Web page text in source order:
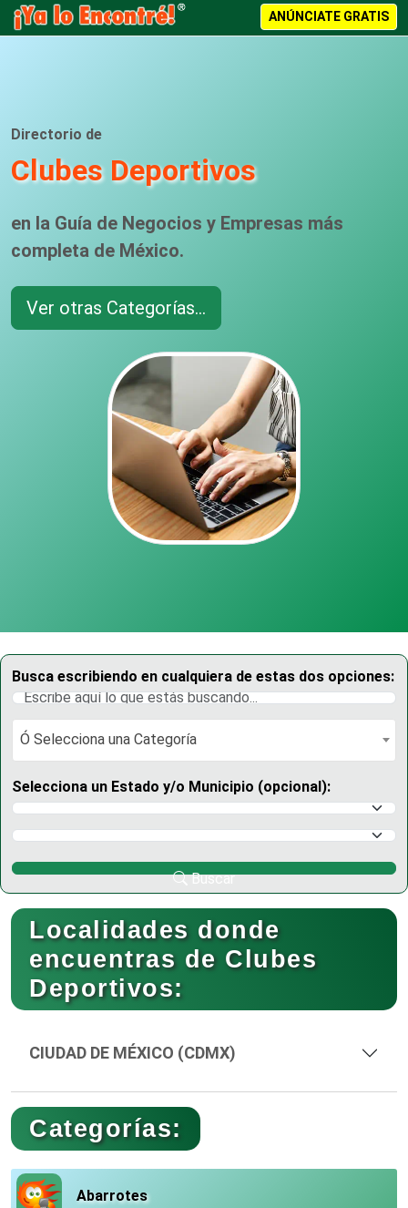
ANÚNCIATE GRATIS
Directorio de
Clubes Deportivos
en la Guía de Negocios y Empresas más
completa de México.
Ver otras Categorías...
Busca escribiendo en cualquiera de estas dos opciones:
Ó Selecciona una Categoría
Ó Selecciona una Categoría
Selecciona un Estado y/o Municipio (opcional):
Selecciona un Estado
Selecciona un Municipio
Buscar
Localidades donde
encuentras de Clubes
Deportivos:
CIUDAD DE MÉXICO (CDMX)
Categorías:
Abarrotes